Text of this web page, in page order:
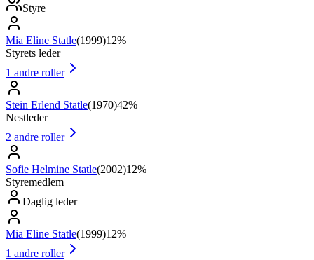
Styre
Mia Eline Statle(1999)12%
Styrets leder
1 andre roller
Stein Erlend Statle(1970)42%
Nestleder
2 andre roller
Sofie Helmine Statle(2002)12%
Styremedlem
Daglig leder
Mia Eline Statle(1999)12%
1 andre roller